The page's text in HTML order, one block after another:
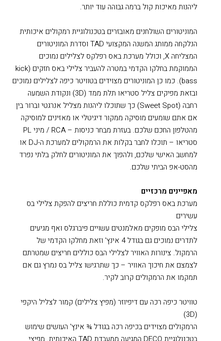
ליהנות מאיכות קול ברמה גבוהה עוד יותר.
המוניטורים השולחנים מאובזרים בטכנולוגיית רמקולים איכותית
הנלקחה ממותג המשנה המקצועי TAD וסדרת המוניטורים
המצליחה X, וכולל מערכת באס רפלקס לצלילים נמוכים
הממוקמת בחלקו הקדמי במטרה להעביר צלילי באס חזקים (kick
bass). כמו כן המוניטורים מצוידים בטוויטר כיפה לצלילים נמוכים
ובזאת מפיקים צליל סטריאו תלת ממד (3D) ונקודת השמעה
רחבה (Sweet Spot) כך שתוכלו ליהנות מצליל אנרגטי וברור בין
אם אתם שומעים מוסיקה ממקור דיגיטלי או מאזינים למוסיקה
מהטלפון החכם שלכם. בעזרת מבחר כניסות – RCA / מיני PL
סטריאו – תוכלו לחבר בקלות את הרמקולים למערכת ה-DJ או
למחשב האישי שלכם, ולהפוך את המוניטורים לחלק בלתי נפרד
מהסט-אפ הביתי שלכם.
מאפיינים מרכזיים
מערכת באס רפלקס קדמית כוללת חריצים להפקת צלילי בס
עשירים
צלילי הבס מופקים מאלמנטים עשויים פיברגלס ואף מגיעים
לתדרים נמוכים גם בגודל 4 אינץ' וזאת מחלקו הקדמי של
הרמקול. צינורות האוויר לצלילי הבס כוללים חריצים שמטרתם
לצמצם את חיכוך האוויר – כך שתרגישו צליל בס נמרץ גם אם
תמקמו את הרמקולים קרוב לקיר.
טוויטר כיפה רכה עם דיפיוזר (מפיץ צלילים) קמור לצליל היקפי
(3D)
הרמקולים מצוידים בכיפה רכה בגודל ¾ אינץ' העושים שימוש